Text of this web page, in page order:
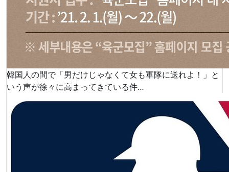
韓国人の間で「男だけじゃなくて女も軍隊に送れよ！」と
いう声が徐々に高まってきている件…